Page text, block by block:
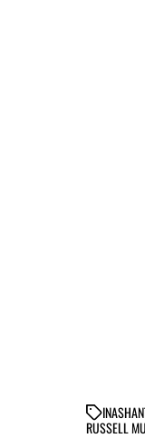
IN
RUSSELL